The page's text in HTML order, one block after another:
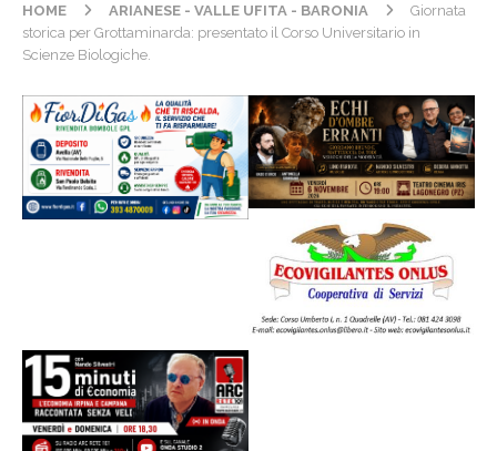
HOME ARIANESE - VALLE UFITA - BARONIA
Giornata
storica per Grottaminarda: presentato il Corso Universitario in
Scienze Biologiche.